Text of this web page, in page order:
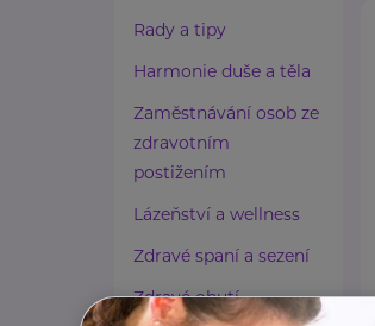
Rady a tipy
Harmonie duše a těla
Zaměstnávání osob ze
zdravotním
postižením
Lázeňství a wellness
Zdravé spaní a sezení
Zdravé obutí